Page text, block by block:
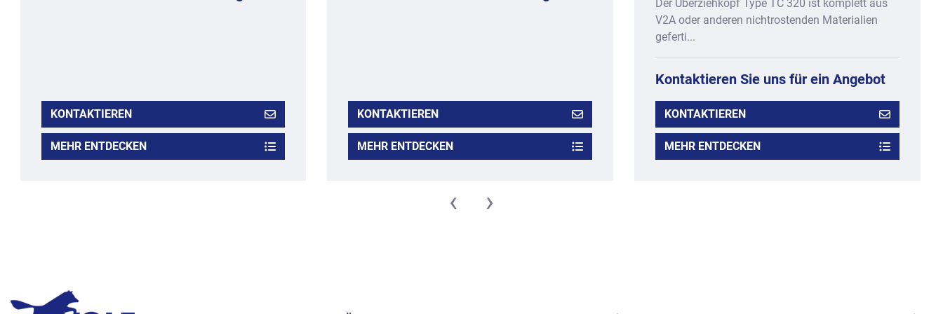
KONTAKTIEREN
MEHR ENTDECKEN
KONTAKTIEREN
MEHR ENTDECKEN
Der Überziehkopf Type TC 320 ist komplett aus
V2A oder anderen nichtrostenden Materialien
geferti...
Kontaktieren Sie uns für ein Angebot
KONTAKTIEREN
MEHR ENTDECKEN
‹ ›